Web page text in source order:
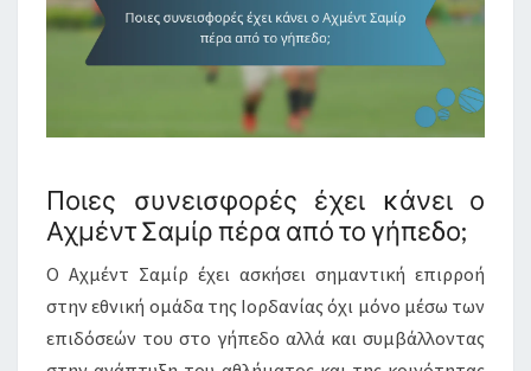
Ποιες συνεισφορές έχει κάνει ο
Αχμέντ Σαμίρ πέρα από το γήπεδο;
Ο Αχμέντ Σαμίρ έχει ασκήσει σημαντική επιρροή
στην εθνική ομάδα της Ιορδανίας όχι μόνο μέσω των
επιδόσεών του στο γήπεδο αλλά και συμβάλλοντας